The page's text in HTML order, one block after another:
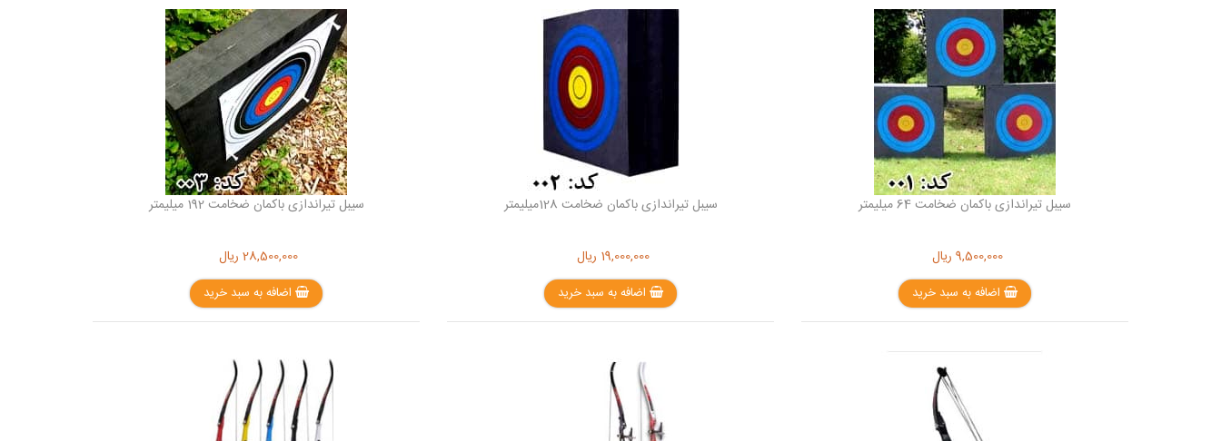
سیبل تیراندازی باکمان ضخامت 64 میلیمتر
9,500,000 ریال
اضافه به سبد خرید
سیبل تیراندازی باکمان ضخامت 128میلیمتر
19,000,000 ریال
اضافه به سبد خرید
سیبل تیراندازی باکمان ضخامت 192 میلیمتر
28,500,000 ریال
اضافه به سبد خرید